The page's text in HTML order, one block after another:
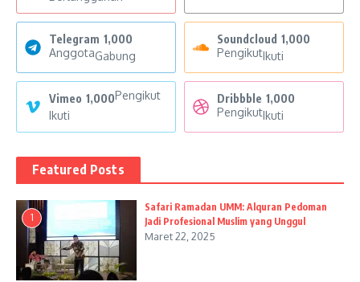
Telegram 1,000
AnggotaGabung
Soundcloud 1,000
PengikutIkuti
Vimeo 1,000Pengikut
Ikuti
Dribbble 1,000
PengikutIkuti
Featured Posts
1
Safari Ramadan UMM: Alquran Pedoman
Jadi Profesional Muslim yang Unggul
Maret 22, 2025